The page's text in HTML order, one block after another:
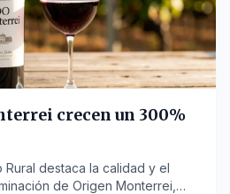
crecen un 300%
destaca la calidad y el
de Origen Monterrei,